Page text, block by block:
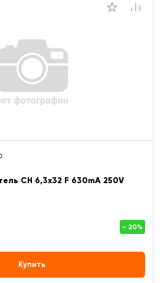
CH 6,3x32 F 630mA 250V
Купить